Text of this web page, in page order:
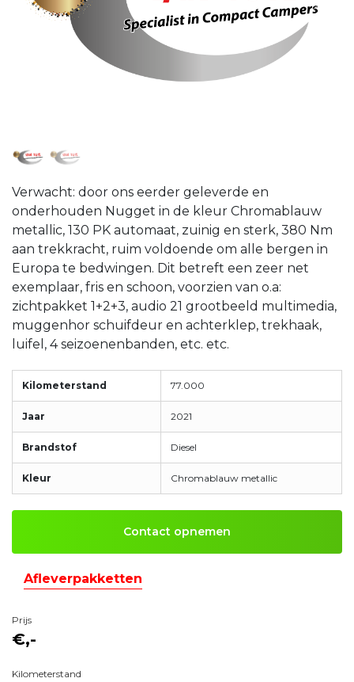
Verwacht: door ons eerder geleverde en
onderhouden Nugget in de kleur Chromablauw
metallic, 130 PK automaat, zuinig en sterk, 380 Nm
aan trekkracht, ruim voldoende om alle bergen in
Europa te bedwingen. Dit betreft een zeer net
exemplaar, fris en schoon, voorzien van o.a:
zichtpakket 1+2+3, audio 21 grootbeeld multimedia,
muggenhor schuifdeur en achterklep, trekhaak,
luifel, 4 seizoenenbanden, etc. etc.
Kilometerstand 77.000
Jaar 2021
Brandstof Diesel
Kleur Chromablauw metallic
Contact opnemen
Afleverpakketten
Prijs
€,-
Kilometerstand